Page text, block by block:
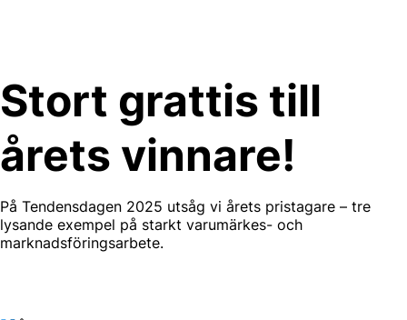
Stort grattis till
årets vinnare!
På Tendensdagen 2025 utsåg vi årets pristagare – tre
lysande exempel på starkt varumärkes- och
marknadsföringsarbete.